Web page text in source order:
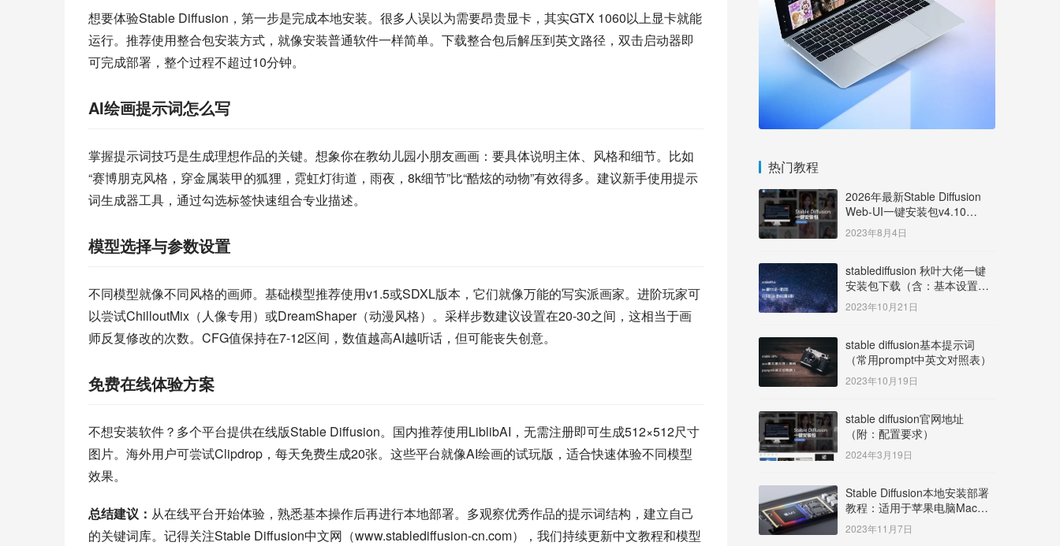
想要体验Stable Diffusion，第一步是完成本地安装。很多人误以为需要昂贵显卡，其实GTX 1060以上显卡就能
运行。推荐使用整合包安装方式，就像安装普通软件一样简单。下载整合包后解压到英文路径，双击启动器即
可完成部署，整个过程不超过10分钟。
AI绘画提示词怎么写
掌握提示词技巧是生成理想作品的关键。想象你在教幼儿园小朋友画画：要具体说明主体、风格和细节。比如
“赛博朋克风格，穿金属装甲的狐狸，霓虹灯街道，雨夜，8k细节”比“酷炫的动物”有效得多。建议新手使用提示
词生成器工具，通过勾选标签快速组合专业描述。
模型选择与参数设置
不同模型就像不同风格的画师。基础模型推荐使用v1.5或SDXL版本，它们就像万能的写实派画家。进阶玩家可
以尝试ChilloutMix（人像专用）或DreamShaper（动漫风格）。采样步数建议设置在20-30之间，这相当于画
师反复修改的次数。CFG值保持在7-12区间，数值越高AI越听话，但可能丧失创意。
免费在线体验方案
不想安装软件？多个平台提供在线版Stable Diffusion。国内推荐使用LiblibAI，无需注册即可生成512×512尺寸
图片。海外用户可尝试Clipdrop，每天免费生成20张。这些平台就像AI绘画的试玩版，适合快速体验不同模型
效果。
总结建议： 从在线平台开始体验，熟悉基本操作后再进行本地部署。多观察优秀作品的提示词结构，建立自己
的关键词库。记得关注Stable Diffusion中文网（www.stablediffusion-cn.com），我们持续更新中文教程和模型
热门教程
2026年最新Stable Diffusion
Web-UI一键安装包v4.10
Windows版【支持50系显卡】
2023年8月4日
stablediffusion 秋叶大佬一键
安装包下载（含：基本设置说
明）
2023年10月21日
stable diffusion基本提示词
（常用prompt中英文对照表）
2023年10月19日
stable diffusion官网地址
（附：配置要求）
2024年3月19日
Stable Diffusion本地安装部署
教程：适用于苹果电脑Mac
OS系统M系列芯片：
MacBook/iMac等
2023年11月7日